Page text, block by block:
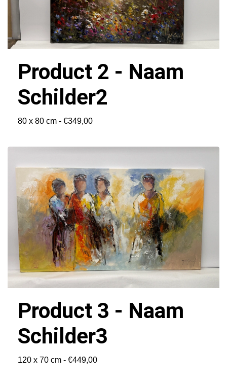
Product 2 - Naam
Schilder2
80 x 80 cm - €349,00
Product 3 - Naam
Schilder3
120 x 70 cm - €449,00